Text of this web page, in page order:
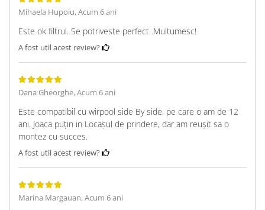
Mihaela Hupoiu,Acum 6 ani
Este ok filtrul. Se potriveste perfect .Multumesc!
A fost util acest review?
Dana Gheorghe,Acum 6 ani
Este compatibil cu wirpool side By side, pe care o am de 12
ani. Joaca puțin in Locașul de prindere, dar am reușit sa o
montez cu succes.
A fost util acest review?
Marina Margauan,Acum 6 ani